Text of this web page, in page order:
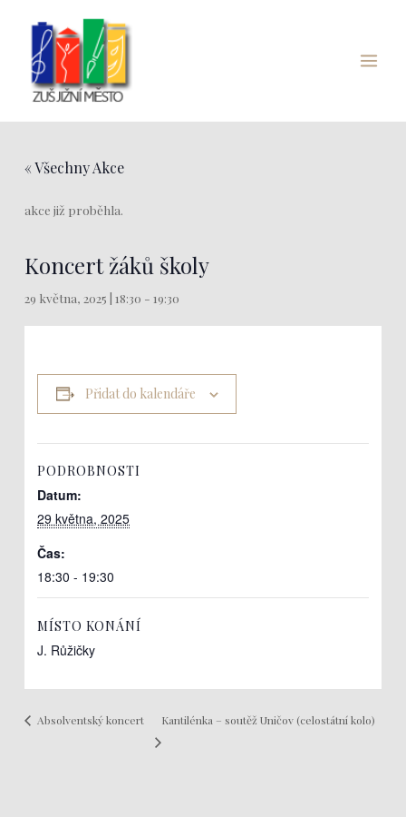
Menu
« Všechny Akce
akce již proběhla.
Koncert žáků školy
29 května, 2025 | 18:30 -19:30
Přidat do kalendáře
PODROBNOSTI
Datum:
29 května, 2025
Čas:
18:30 - 19:30
MÍSTO KONÁNÍ
J. Růžičky
Absolventský koncert Kantilénka – soutěž Uničov (celostátní kolo)